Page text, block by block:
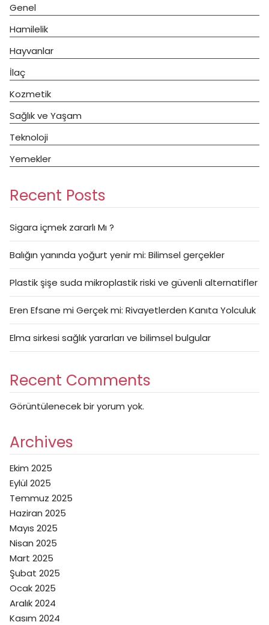
Genel
Hamilelik
Hayvanlar
İlaç
Kozmetik
Sağlık ve Yaşam
Teknoloji
Yemekler
Recent Posts
Sigara içmek zararlı Mı ?
Balığın yanında yoğurt yenir mi: Bilimsel gerçekler
Plastik şişe suda mikroplastik riski ve güvenli alternatifler
Eren Efsane mi Gerçek mi: Rivayetlerden Kanıta Yolculuk
Elma sirkesi sağlık yararları ve bilimsel bulgular
Recent Comments
Görüntülenecek bir yorum yok.
Archives
Ekim 2025
Eylül 2025
Temmuz 2025
Haziran 2025
Mayıs 2025
Nisan 2025
Mart 2025
Şubat 2025
Ocak 2025
Aralık 2024
Kasım 2024